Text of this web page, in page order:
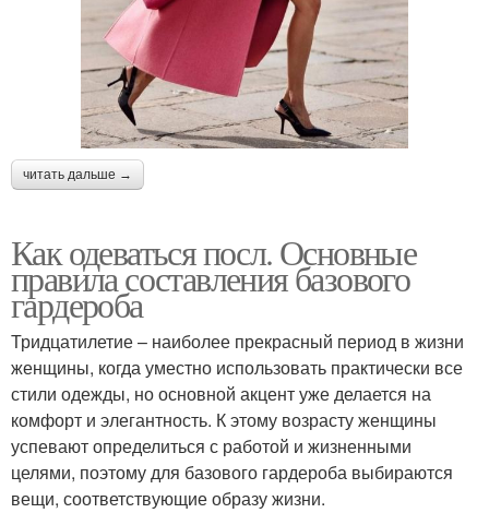
читать дальше →
Как одеваться посл. Основные
правила составления базового
гардероба
Тридцатилетие – наиболее прекрасный период в жизни
женщины, когда уместно использовать практически все
стили одежды, но основной акцент уже делается на
комфорт и элегантность. К этому возрасту женщины
успевают определиться с работой и жизненными
целями, поэтому для базового гардероба выбираются
вещи, соответствующие образу жизни.